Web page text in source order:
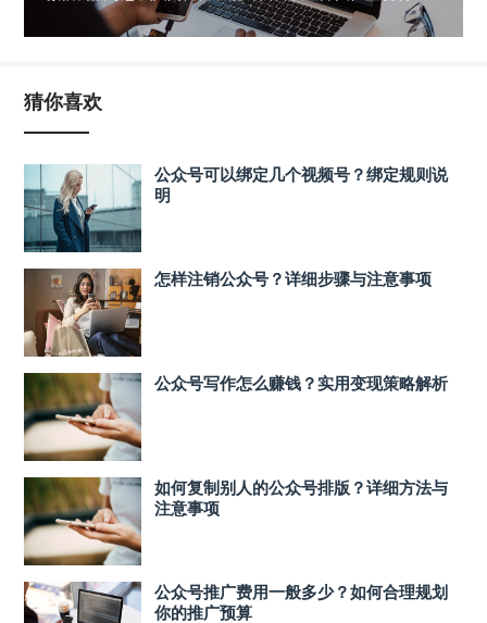
猜你喜欢
公众号可以绑定几个视频号？绑定规则说
明
怎样注销公众号？详细步骤与注意事项
公众号写作怎么赚钱？实用变现策略解析
如何复制别人的公众号排版？详细方法与
注意事项
公众号推广费用一般多少？如何合理规划
你的推广预算